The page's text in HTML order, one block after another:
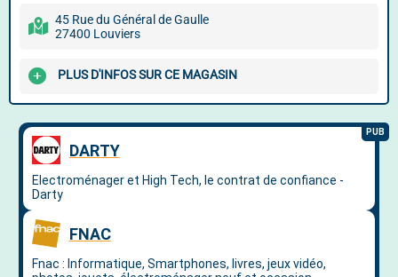
45 Rue du Général de Gaulle
27400 Louviers
PLUS D'INFOS SUR CE MAGASIN